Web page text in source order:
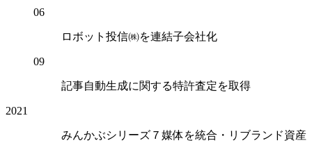
06
ロボット投信㈱を連結子会社化
09
記事自動生成に関する特許査定を取得
2021
みんかぶシリーズ７媒体を統合・リブランド資産